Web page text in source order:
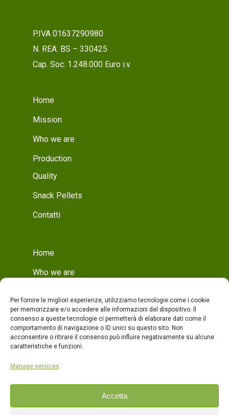
Per fornire le migliori esperienze, utilizziamo tecnologie come i cookie
per memorizzare e/o accedere alle informazioni del dispositivo. Il
consenso a queste tecnologie ci permetterà di elaborare dati come il
comportamento di navigazione o ID unici su questo sito. Non
acconsentire o ritirare il consenso può influire negativamente su alcune
caratteristiche e funzioni.
Manage services
Accetta
P.IVA 01637290980
N. REA: BS – 330425
Cap. Soc. 1.248.000 Euro i.v.
Home
Mission
Who we are
Production
Quality
Snack Pellets
Contatti
Home
Who we are
Who we are
Production
Production
Quality
Products